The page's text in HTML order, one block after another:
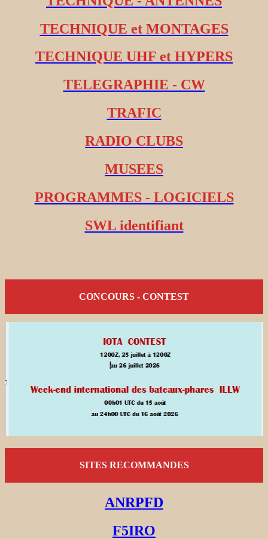
TECHNIQUE et MONTAGES
TECHNIQUE UHF et HYPERS
TELEGRAPHIE - CW
TRAFIC
RADIO CLUBS
MUSEES
PROGRAMMES - LOGICIELS
SWL identifiant
CONCOURS - CONTEST
SITES RECOMMANDES
ANRPFD
F5IRO